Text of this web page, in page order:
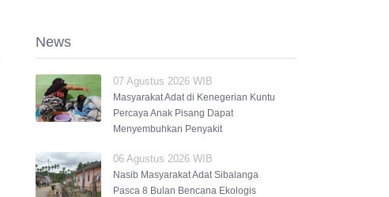
News
07 Agustus 2026 WIB
Masyarakat Adat di Kenegerian Kuntu
Percaya Anak Pisang Dapat
Menyembuhkan Penyakit
06 Agustus 2026 WIB
Nasib Masyarakat Adat Sibalanga
Pasca 8 Bulan Bencana Ekologis